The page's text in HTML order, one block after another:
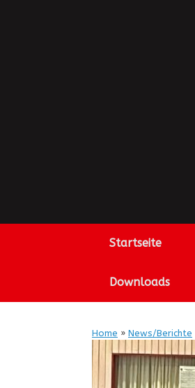
Startseite
Downloads
Home » News/Berichte